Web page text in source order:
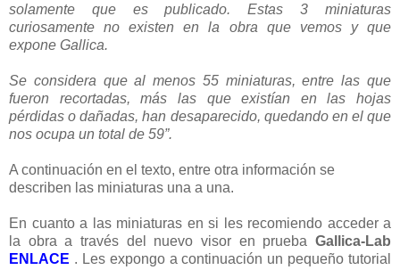
solamente que es publicado. Estas 3 miniaturas
curiosamente no existen en la obra que vemos y que
expone Gallica.
Se considera que al menos 55 miniaturas, entre las que
fueron recortadas, más las que existían en las hojas
pérdidas o dañadas, han desaparecido, quedando en el que
nos ocupa un total de 59”.
A continuación en el texto, entre otra información se
describen las miniaturas una a una.
En cuanto a las miniaturas en si les recomiendo acceder a
la obra a través del nuevo visor en prueba Gallica-Lab
ENLACE . Les expongo a continuación un pequeño tutorial